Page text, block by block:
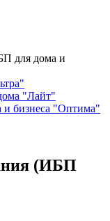
для дома и
"Лайт"
бизнеса "Оптима"
(ИБП